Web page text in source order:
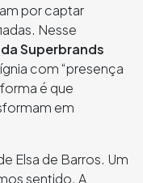
por captar
Nesse
Superbrands
com “presença
é que
em
Elsa de Barros. Um
sentido. A